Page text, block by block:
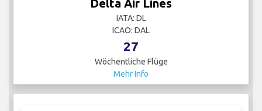
Delta Air Lines
IATA: DL
ICAO: DAL
27
Wöchentliche Flüge
Mehr Info